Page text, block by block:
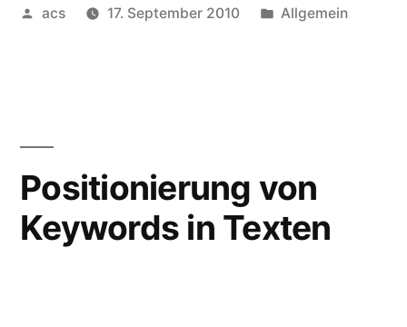
für
Veröffentlicht
acs 17. September 2010
Veröffentlicht
Allgemein
Positionierung von
Keywords in Texten